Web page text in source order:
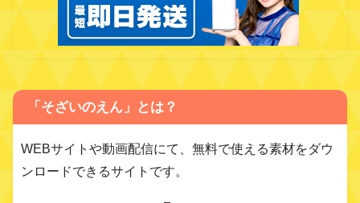
「そざいのえん」とは？
WEBサイトや動画配信にて、無料で使える素材をダウ
ンロードできるサイトです。